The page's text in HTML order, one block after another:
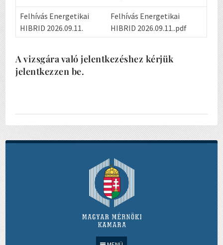
Felhívás Energetikai
HIBRID 2026.09.11.
Felhívás Energetikai
HIBRID 2026.09.11..pdf
A vizsgára való jelentkezéshez kérjük
jelentkezzen be.